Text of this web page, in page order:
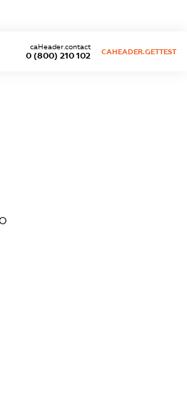
0 (800) 210 102
caHeader.contact
CAHEADER.GETTEST